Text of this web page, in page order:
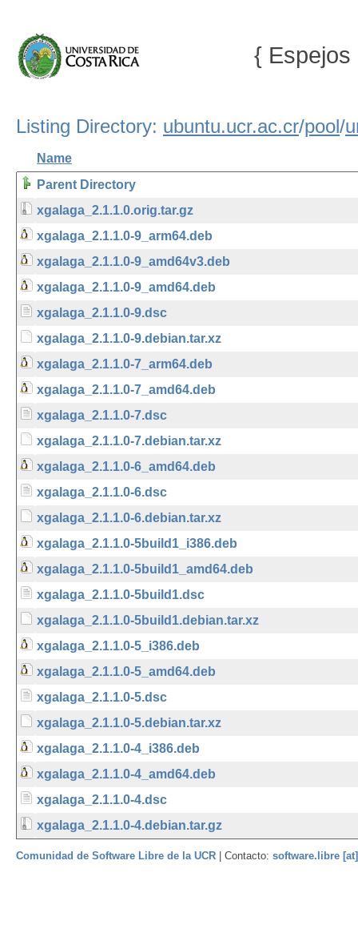
{ Espejos
Listing Directory: ubuntu.ucr.ac.cr/pool/
Name
Parent Directory
xgalaga_2.1.1.0.orig.tar.gz
xgalaga_2.1.1.0-9_arm64.deb
xgalaga_2.1.1.0-9_amd64v3.deb
xgalaga_2.1.1.0-9_amd64.deb
xgalaga_2.1.1.0-9.dsc
xgalaga_2.1.1.0-9.debian.tar.xz
xgalaga_2.1.1.0-7_arm64.deb
xgalaga_2.1.1.0-7_amd64.deb
xgalaga_2.1.1.0-7.dsc
xgalaga_2.1.1.0-7.debian.tar.xz
xgalaga_2.1.1.0-6_amd64.deb
xgalaga_2.1.1.0-6.dsc
xgalaga_2.1.1.0-6.debian.tar.xz
xgalaga_2.1.1.0-5build1_i386.deb
xgalaga_2.1.1.0-5build1_amd64.deb
xgalaga_2.1.1.0-5build1.dsc
xgalaga_2.1.1.0-5build1.debian.tar.xz
xgalaga_2.1.1.0-5_i386.deb
xgalaga_2.1.1.0-5_amd64.deb
xgalaga_2.1.1.0-5.dsc
xgalaga_2.1.1.0-5.debian.tar.xz
xgalaga_2.1.1.0-4_i386.deb
xgalaga_2.1.1.0-4_amd64.deb
xgalaga_2.1.1.0-4.dsc
xgalaga_2.1.1.0-4.debian.tar.gz
Comunidad de Software Libre de la UCR | Contacto: software.libre